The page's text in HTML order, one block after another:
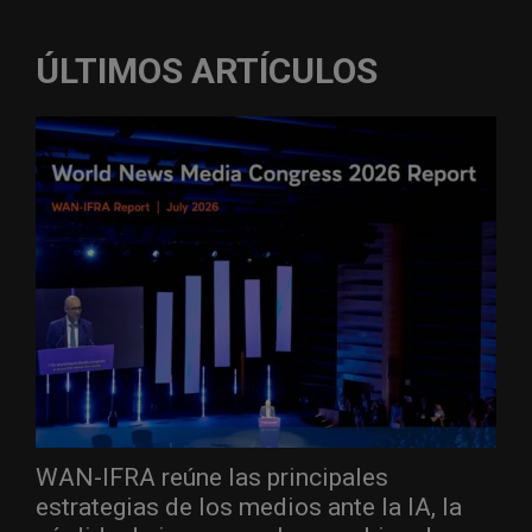
ÚLTIMOS ARTÍCULOS
WAN-IFRA reúne las principales
estrategias de los medios ante la IA, la